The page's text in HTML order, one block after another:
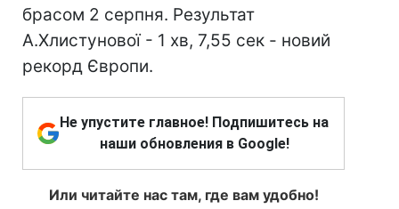
брасом 2 серпня. Результат
А.Хлистунової - 1 хв, 7,55 сек - новий
рекорд Європи.
Не упустите главное! Подпишитесь на
наши обновления в Google!
Или читайте нас там, где вам удобно!